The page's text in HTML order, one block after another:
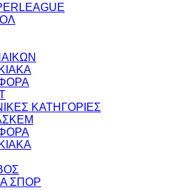
ΚΑΤΗΓΟΡΙΕΣ
ΣΠΟΡ